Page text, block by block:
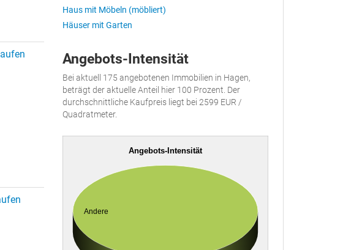
Haus mit Möbeln (möbliert)
Häuser mit Garten
Angebots-Intensität
Bei aktuell 175 angebotenen Immobilien in Hagen,
beträgt der aktuelle Anteil hier 100 Prozent. Der
durchschnittliche Kaufpreis liegt bei 2599 EUR /
Quadratmeter.
Angebots-Intensität
Andere